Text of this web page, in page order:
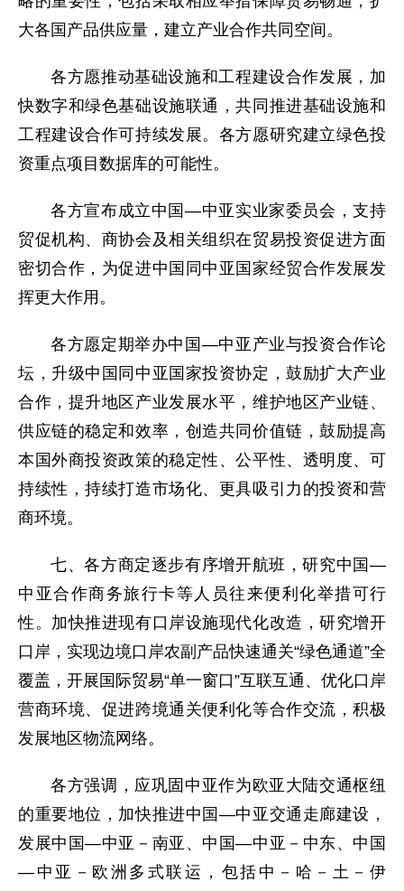
大各国产品供应量，建立产业合作共同空间。
各方愿推动基础设施和工程建设合作发展，加
快数字和绿色基础设施联通，共同推进基础设施和
工程建设合作可持续发展。各方愿研究建立绿色投
资重点项目数据库的可能性。
各方宣布成立中国—中亚实业家委员会，支持
贸促机构、商协会及相关组织在贸易投资促进方面
密切合作，为促进中国同中亚国家经贸合作发展发
挥更大作用。
各方愿定期举办中国—中亚产业与投资合作论
坛，升级中国同中亚国家投资协定，鼓励扩大产业
合作，提升地区产业发展水平，维护地区产业链、
供应链的稳定和效率，创造共同价值链，鼓励提高
本国外商投资政策的稳定性、公平性、透明度、可
持续性，持续打造市场化、更具吸引力的投资和营
商环境。
七、各方商定逐步有序增开航班，研究中国—
中亚合作商务旅行卡等人员往来便利化举措可行
性。加快推进现有口岸设施现代化改造，研究增开
口岸，实现边境口岸农副产品快速通关“绿色通道”全
覆盖，开展国际贸易“单一窗口”互联互通、优化口岸
营商环境、促进跨境通关便利化等合作交流，积极
发展地区物流网络。
各方强调，应巩固中亚作为欧亚大陆交通枢纽
的重要地位，加快推进中国—中亚交通走廊建设，
发展中国—中亚－南亚、中国—中亚－中东、中国
—中亚－欧洲多式联运，包括中－哈－土－伊